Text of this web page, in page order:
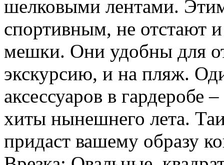
шелковыми лентами.
спортивным, не отстают
мешки. Они удобны для
экскурсию, и на пляж.
аксессуаров в гардеробе
хиты нынешнего лета.
придаст вашему образу